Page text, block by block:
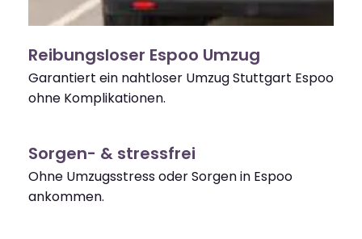
Reibungsloser Espoo Umzug
Garantiert ein nahtloser Umzug Stuttgart Espoo
ohne Komplikationen.
Sorgen- & stressfrei
Ohne Umzugsstress oder Sorgen in Espoo
ankommen.